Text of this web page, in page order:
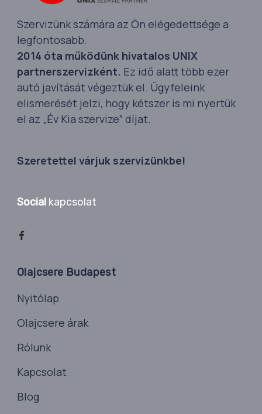
Szervizünk számára az Ön elégedettsége a
legfontosabb.
2014 óta működünk hivatalos UNIX
partnerszervizként. Ez idő alatt több ezer
autó javítását végeztük el. Ügyfeleink
elismerését jelzi, hogy kétszer is mi nyertük
el az „Év Kia szervize” díjat.
Szeretettel várjuk szervizünkbe!
Social kapcsolat
Olajcsere Budapest
Nyitólap
Olajcsere árak
Rólunk
Kapcsolat
Blog